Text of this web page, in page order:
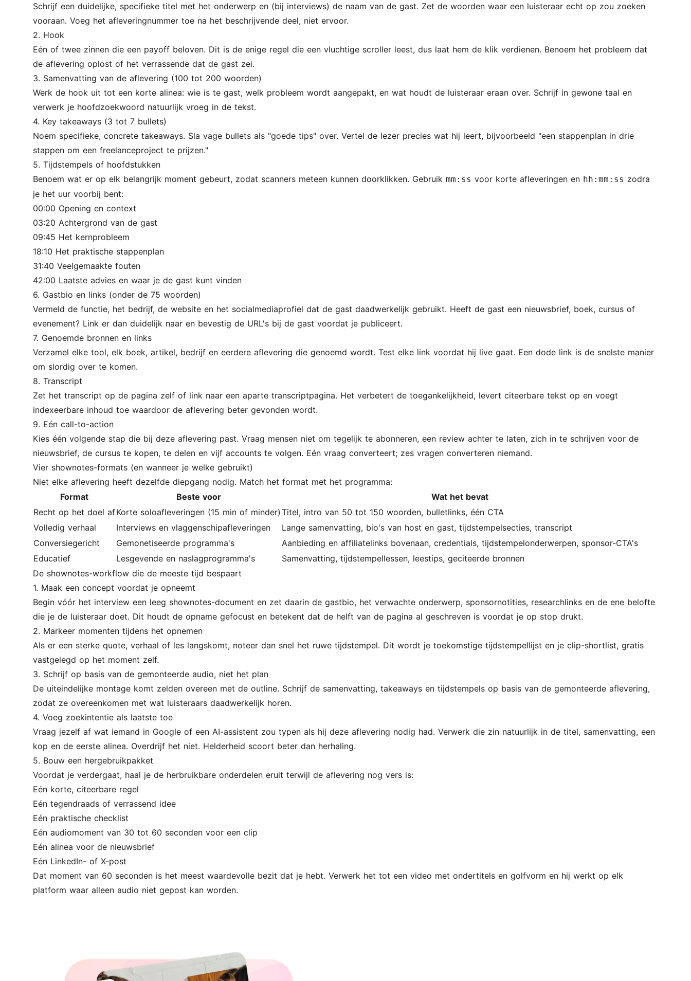
Schrijf een duidelijke, specifieke titel met het onderwerp en (bij interviews) de naam van de gast. Zet de woorden waar een luisteraar echt op zou zoeken
vooraan. Voeg het afleveringnummer toe na het beschrijvende deel, niet ervoor.
2. Hook
Eén of twee zinnen die een payoff beloven. Dit is de enige regel die een vluchtige scroller leest, dus laat hem de klik verdienen. Benoem het probleem dat
de aflevering oplost of het verrassende dat de gast zei.
3. Samenvatting van de aflevering (100 tot 200 woorden)
Werk de hook uit tot een korte alinea: wie is te gast, welk probleem wordt aangepakt, en wat houdt de luisteraar eraan over. Schrijf in gewone taal en
verwerk je hoofdzoekwoord natuurlijk vroeg in de tekst.
4. Key takeaways (3 tot 7 bullets)
Noem specifieke, concrete takeaways. Sla vage bullets als "goede tips" over. Vertel de lezer precies wat hij leert, bijvoorbeeld "een stappenplan in drie
stappen om een freelanceproject te prijzen."
5. Tijdstempels of hoofdstukken
Benoem wat er op elk belangrijk moment gebeurt, zodat scanners meteen kunnen doorklikken. Gebruik mm:ss voor korte afleveringen en hh:mm:ss zodra
je het uur voorbij bent:
00:00 Opening en context
03:20 Achtergrond van de gast
09:45 Het kernprobleem
18:10 Het praktische stappenplan
31:40 Veelgemaakte fouten
42:00 Laatste advies en waar je de gast kunt vinden
6. Gastbio en links (onder de 75 woorden)
Vermeld de functie, het bedrijf, de website en het socialmediaprofiel dat de gast daadwerkelijk gebruikt. Heeft de gast een nieuwsbrief, boek, cursus of
evenement? Link er dan duidelijk naar en bevestig de URL's bij de gast voordat je publiceert.
7. Genoemde bronnen en links
Verzamel elke tool, elk boek, artikel, bedrijf en eerdere aflevering die genoemd wordt. Test elke link voordat hij live gaat. Een dode link is de snelste manier
om slordig over te komen.
8. Transcript
Zet het transcript op de pagina zelf of link naar een aparte transcriptpagina. Het verbetert de toegankelijkheid, levert citeerbare tekst op en voegt
indexeerbare inhoud toe waardoor de aflevering beter gevonden wordt.
9. Eén call-to-action
Kies één volgende stap die bij deze aflevering past. Vraag mensen niet om tegelijk te abonneren, een review achter te laten, zich in te schrijven voor de
nieuwsbrief, de cursus te kopen, te delen en vijf accounts te volgen. Eén vraag converteert; zes vragen converteren niemand.
Vier shownotes-formats (en wanneer je welke gebruikt)
Niet elke aflevering heeft dezelfde diepgang nodig. Match het format met het programma:
Format
Beste voor
Wat het bevat
Recht op het doel afKorte soloafleveringen (15 min of minder) Titel, intro van 50 tot 150 woorden, bulletlinks, één CTA
Volledig verhaal
Interviews en vlaggenschipafleveringen
Lange samenvatting, bio's van host en gast, tijdstempelsecties, transcript
Conversiegericht
Gemonetiseerde programma's
Aanbieding en affiliatelinks bovenaan, credentials, tijdstempelonderwerpen, sponsor-CTA's
Educatief
Lesgevende en naslagprogramma's
Samenvatting, tijdstempellessen, leestips, geciteerde bronnen
De shownotes-workflow die de meeste tijd bespaart
1. Maak een concept voordat je opneemt
Begin vóór het interview een leeg shownotes-document en zet daarin de gastbio, het verwachte onderwerp, sponsornotities, researchlinks en de ene belofte
die je de luisteraar doet. Dit houdt de opname gefocust en betekent dat de helft van de pagina al geschreven is voordat je op stop drukt.
2. Markeer momenten tijdens het opnemen
Als er een sterke quote, verhaal of les langskomt, noteer dan snel het ruwe tijdstempel. Dit wordt je toekomstige tijdstempellijst en je clip-shortlist, gratis
vastgelegd op het moment zelf.
3. Schrijf op basis van de gemonteerde audio, niet het plan
De uiteindelijke montage komt zelden overeen met de outline. Schrijf de samenvatting, takeaways en tijdstempels op basis van de gemonteerde aflevering,
zodat ze overeenkomen met wat luisteraars daadwerkelijk horen.
4. Voeg zoekintentie als laatste toe
Vraag jezelf af wat iemand in Google of een AI-assistent zou typen als hij deze aflevering nodig had. Verwerk die zin natuurlijk in de titel, samenvatting, een
kop en de eerste alinea. Overdrijf het niet. Helderheid scoort beter dan herhaling.
5. Bouw een hergebruikpakket
Voordat je verdergaat, haal je de herbruikbare onderdelen eruit terwijl de aflevering nog vers is:
Eén korte, citeerbare regel
Eén tegendraads of verrassend idee
Eén praktische checklist
Eén audiomoment van 30 tot 60 seconden voor een clip
Eén alinea voor de nieuwsbrief
Eén LinkedIn- of X-post
Dat moment van 60 seconden is het meest waardevolle bezit dat je hebt. Verwerk het tot een video met ondertitels en golfvorm en hij werkt op elk
platform waar alleen audio niet gepost kan worden.